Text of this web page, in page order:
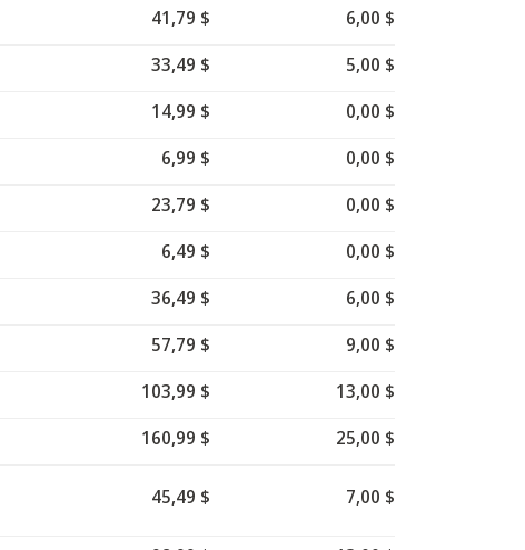
41,79 $
6,00 $
33,49 $
5,00 $
14,99 $
0,00 $
6,99 $
0,00 $
23,79 $
0,00 $
6,49 $
0,00 $
36,49 $
6,00 $
57,79 $
9,00 $
103,99 $
13,00 $
160,99 $
25,00 $
45,49 $ 7,00 $